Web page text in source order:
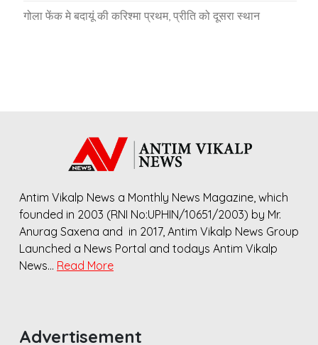
गोला फेंक मे बदायूं की करिश्मा प्रथम, प्रीति को दूसरा स्थान
Antim Vikalp News a Monthly News Magazine, which
founded in 2003 (RNI No:UPHIN/10651/2003) by Mr.
Anurag Saxena and in 2017, Antim Vikalp News Group
Launched a News Portal and todays Antim Vikalp
News… Read More
Advertisement